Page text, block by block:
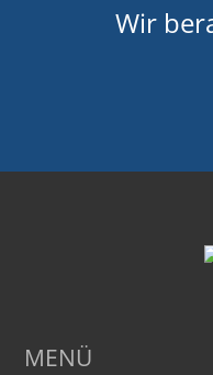
Wir
MENÜ